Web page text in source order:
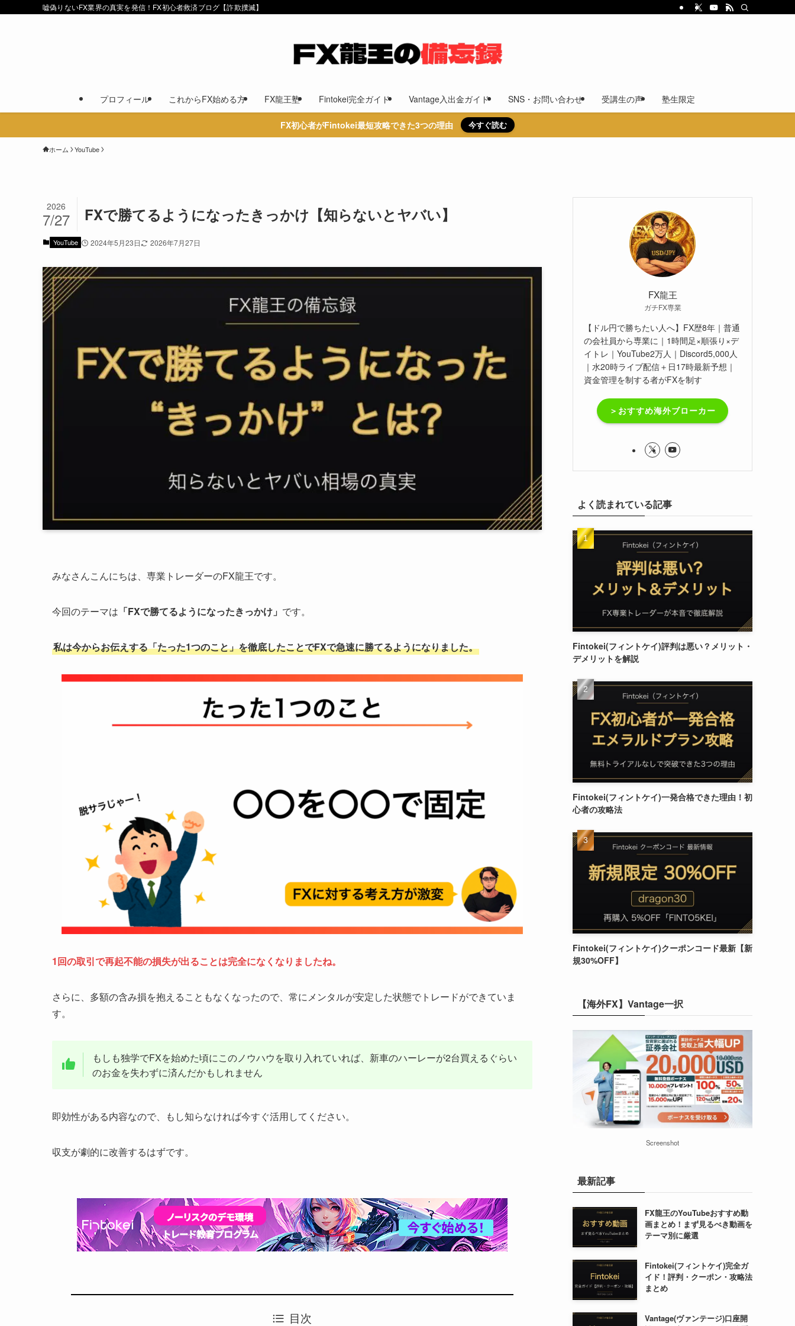
嘘偽りないFX業界の真実を発信！FX初心者救済ブログ【詐欺撲滅】
プロフィール これからFX始める方 FX龍王塾 Fintokei完全ガイド Vantage入出金ガイド SNS・お問い合わせ 受講生の声 塾生限定
FX初心者がFintokei最短攻略できた3つの理由 今すぐ読む
ホーム YouTube
FXで勝てるようになったきっかけ【知らないとヤバい】
2026
7/27
YouTube 2024年5月23日 2026年7月27日
みなさんこんにちは、専業トレーダーのFX龍王です。
今回のテーマは 「FXで勝てるようになったきっかけ」 です。
私は今からお伝えする「たった1つのこと」を徹底したことでFXで急速に勝てるようになりました。
1回の取引で再起不能の損失が出ることは完全になくなりましたね。
さらに、多額の含み損を抱えることもなくなったので、常にメンタルが安定した状態でトレードができていま
す。
もしも独学でFXを始めた頃にこのノウハウを取り入れていれば、新車のハーレーが2台買えるぐらい
のお金を失わずに済んだかもしれません
即効性がある内容なので、もし知らなければ今すぐ活用してください。
収支が劇的に改善するはずです。
目次
FX龍王
ガチFX専業
【ドル円で勝ちたい人へ】FX歴8年｜普通
の会社員から専業に｜1時間足×順張り×デ
イトレ｜YouTube2万人｜Discord5,000人
｜水20時ライブ配信＋日17時最新予想｜
資金管理を制する者がFXを制す
＞おすすめ海外ブローカー
よく読まれている記事
Fintokei(フィントケイ)評判は悪い？メリット・
デメリットを解説
Fintokei(フィントケイ)一発合格できた理由！初
心者の攻略法
Fintokei(フィントケイ)クーポンコード最新【新
規30%OFF】
【海外FX】Vantage一択
Screenshot
最新記事
FX龍王のYouTubeおすすめ動
画まとめ！まず見るべき動画を
テーマ別に厳選
Fintokei(フィントケイ)完全ガ
イド！評判・クーポン・攻略法
まとめ
Vantage(ヴァンテージ)口座開